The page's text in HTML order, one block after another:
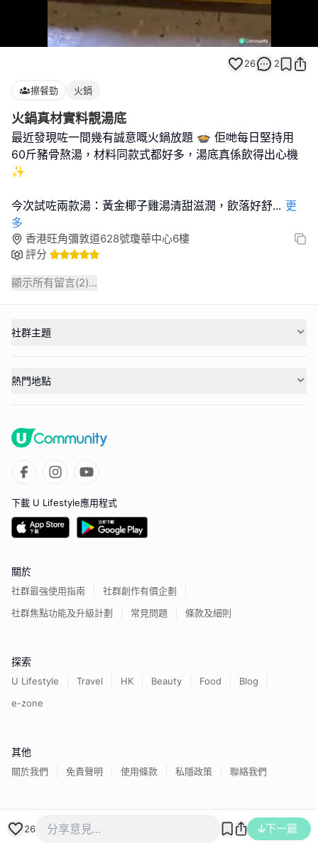
Loaded:
100.00%
26 2
擦餐勁 火鍋
火鍋真材實料靚湯底
最近發現咗一間幾有誠意嘅火鍋放題 🍲 佢哋每日堅持用
60斤豬骨熬湯，材料同款式都好多，湯底真係飲得出心機
✨️
今次試咗兩款湯：黃金椰子雞湯清甜滋潤，飲落好舒... 更
多
香港旺角彌敦道628號瓊華中心6樓
評分
顯示所有留言(2)...
26 下一篇
社群主題
熱門地點
下載 U Lifestyle應用程式
關於
社群最強使用指南
社群創作有價企劃
社群焦點功能及升級計劃
常見問題 條款及細則
探索
U Lifestyle Travel HK Beauty Food
Blog
e-zone
其他
關於我們 免責聲明 使用條款 私隱政策 聯絡我們
香港經濟日報版權所有©